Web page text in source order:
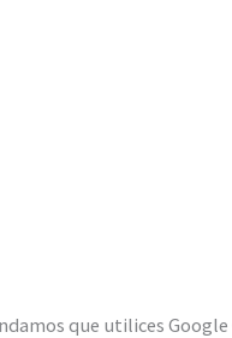
que utilices